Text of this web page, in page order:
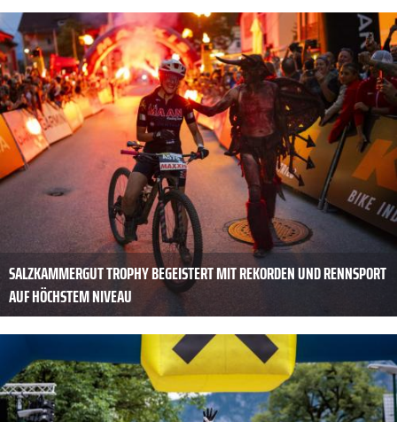
SALZKAMMERGUT TROPHY BEGEISTERT MIT REKORDEN UND RENNSPORT
AUF HÖCHSTEM NIVEAU